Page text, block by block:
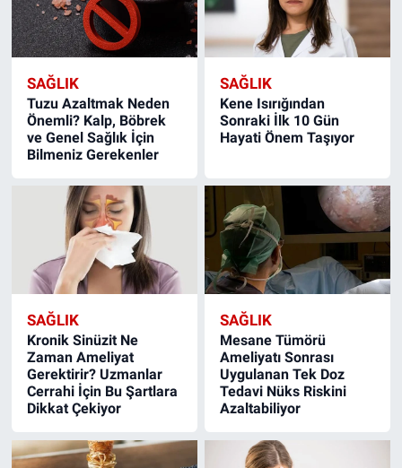
SAĞLIK
Tuzu Azaltmak Neden
Önemli? Kalp, Böbrek
ve Genel Sağlık İçin
Bilmeniz Gerekenler
SAĞLIK
Kene Isırığından
Sonraki İlk 10 Gün
Hayati Önem Taşıyor
SAĞLIK
Kronik Sinüzit Ne
Zaman Ameliyat
Gerektirir? Uzmanlar
Cerrahi İçin Bu Şartlara
Dikkat Çekiyor
SAĞLIK
Mesane Tümörü
Ameliyatı Sonrası
Uygulanan Tek Doz
Tedavi Nüks Riskini
Azaltabiliyor